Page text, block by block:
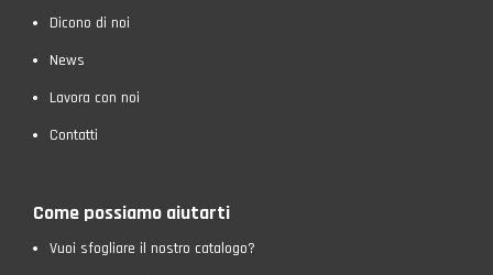
Dicono di noi
News
Lavora con noi
Contatti
Come possiamo aiutarti
Vuoi sfogliare il nostro catalogo?